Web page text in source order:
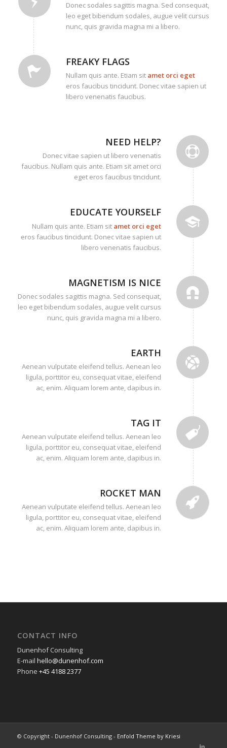
Donec sodales sagittis magna. Sed consequat,
leo eget bibendum sodales, augue velit cursus
nunc, quis gravida magna mi a libero.
FREAKY FLAGS
Nullam quis ante. Etiam sit amet orci eget
eros faucibus tincidunt. Donec vitae sapien ut
libero venenatis faucibus.
NEED HELP?
Donec vitae sapien ut libero venenatis
faucibus. Nullam quis ante. Etiam sit amet orci
eget eros faucibus tincidunt.
EDUCATE YOURSELF
Nullam quis ante. Etiam sit amet orci eget
eros faucibus tincidunt. Donec vitae sapien ut
libero venenatis faucibus.
MAGNETISM IS NICE
Donec sodales sagittis magna. Sed consequat,
leo eget bibendum sodales, augue velit cursus
nunc, quis gravida magna mi a libero.
EARTH
Aenean vulputate eleifend tellus. Aenean leo
ligula, porttitor eu, consequat vitae, eleifend
ac, enim. Aliquam lorem ante, dapibus in.
TAG IT
Aenean vulputate eleifend tellus. Aenean leo
ligula, porttitor eu, consequat vitae, eleifend
ac, enim. Aliquam lorem ante, dapibus in.
ROCKET MAN
Aenean vulputate eleifend tellus. Aenean leo
ligula, porttitor eu, consequat vitae, eleifend
ac, enim. Aliquam lorem ante, dapibus in.
CONTACT INFO
Dunenhof Consulting
E-mail hello@dunenhof.com
Phone +45 4188 2377
© Copyright - Dunenhof Consulting - Enfold Theme by Kriesi